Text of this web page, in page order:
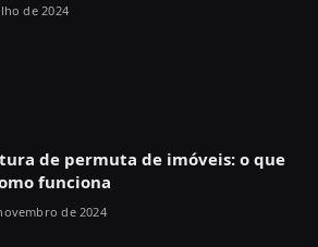
de 2024
de permuta de imóveis: o que
funciona
de 2024